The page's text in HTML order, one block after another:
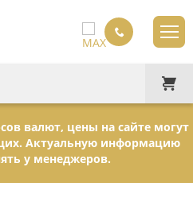
валют, цены на сайте могут
Актуальную информацию
у менеджеров.